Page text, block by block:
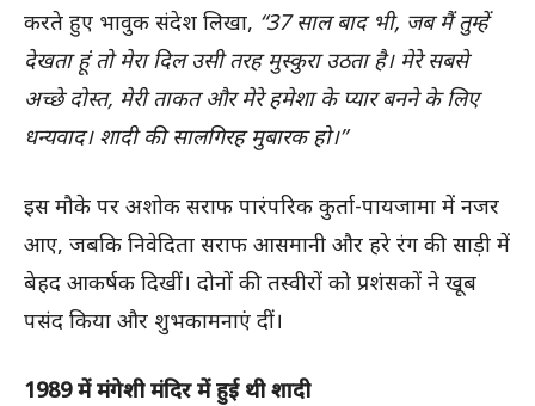
करते हुए भावुक संदेश लिखा, “37 साल बाद भी, जब मैं तुम्हें
देखता हूं तो मेरा दिल उसी तरह मुस्कुरा उठता है। मेरे सबसे
अच्छे दोस्त, मेरी ताकत और मेरे हमेशा के प्यार बनने के लिए
धन्यवाद। शादी की सालगिरह मुबारक हो।”
इस मौके पर अशोक सराफ पारंपरिक कुर्ता-पायजामा में नजर
आए, जबकि निवेदिता सराफ आसमानी और हरे रंग की साड़ी में
बेहद आकर्षक दिखीं। दोनों की तस्वीरों को प्रशंसकों ने खूब
पसंद किया और शुभकामनाएं दीं।
1989 में मंगेशी मंदिर में हुई थी शादी